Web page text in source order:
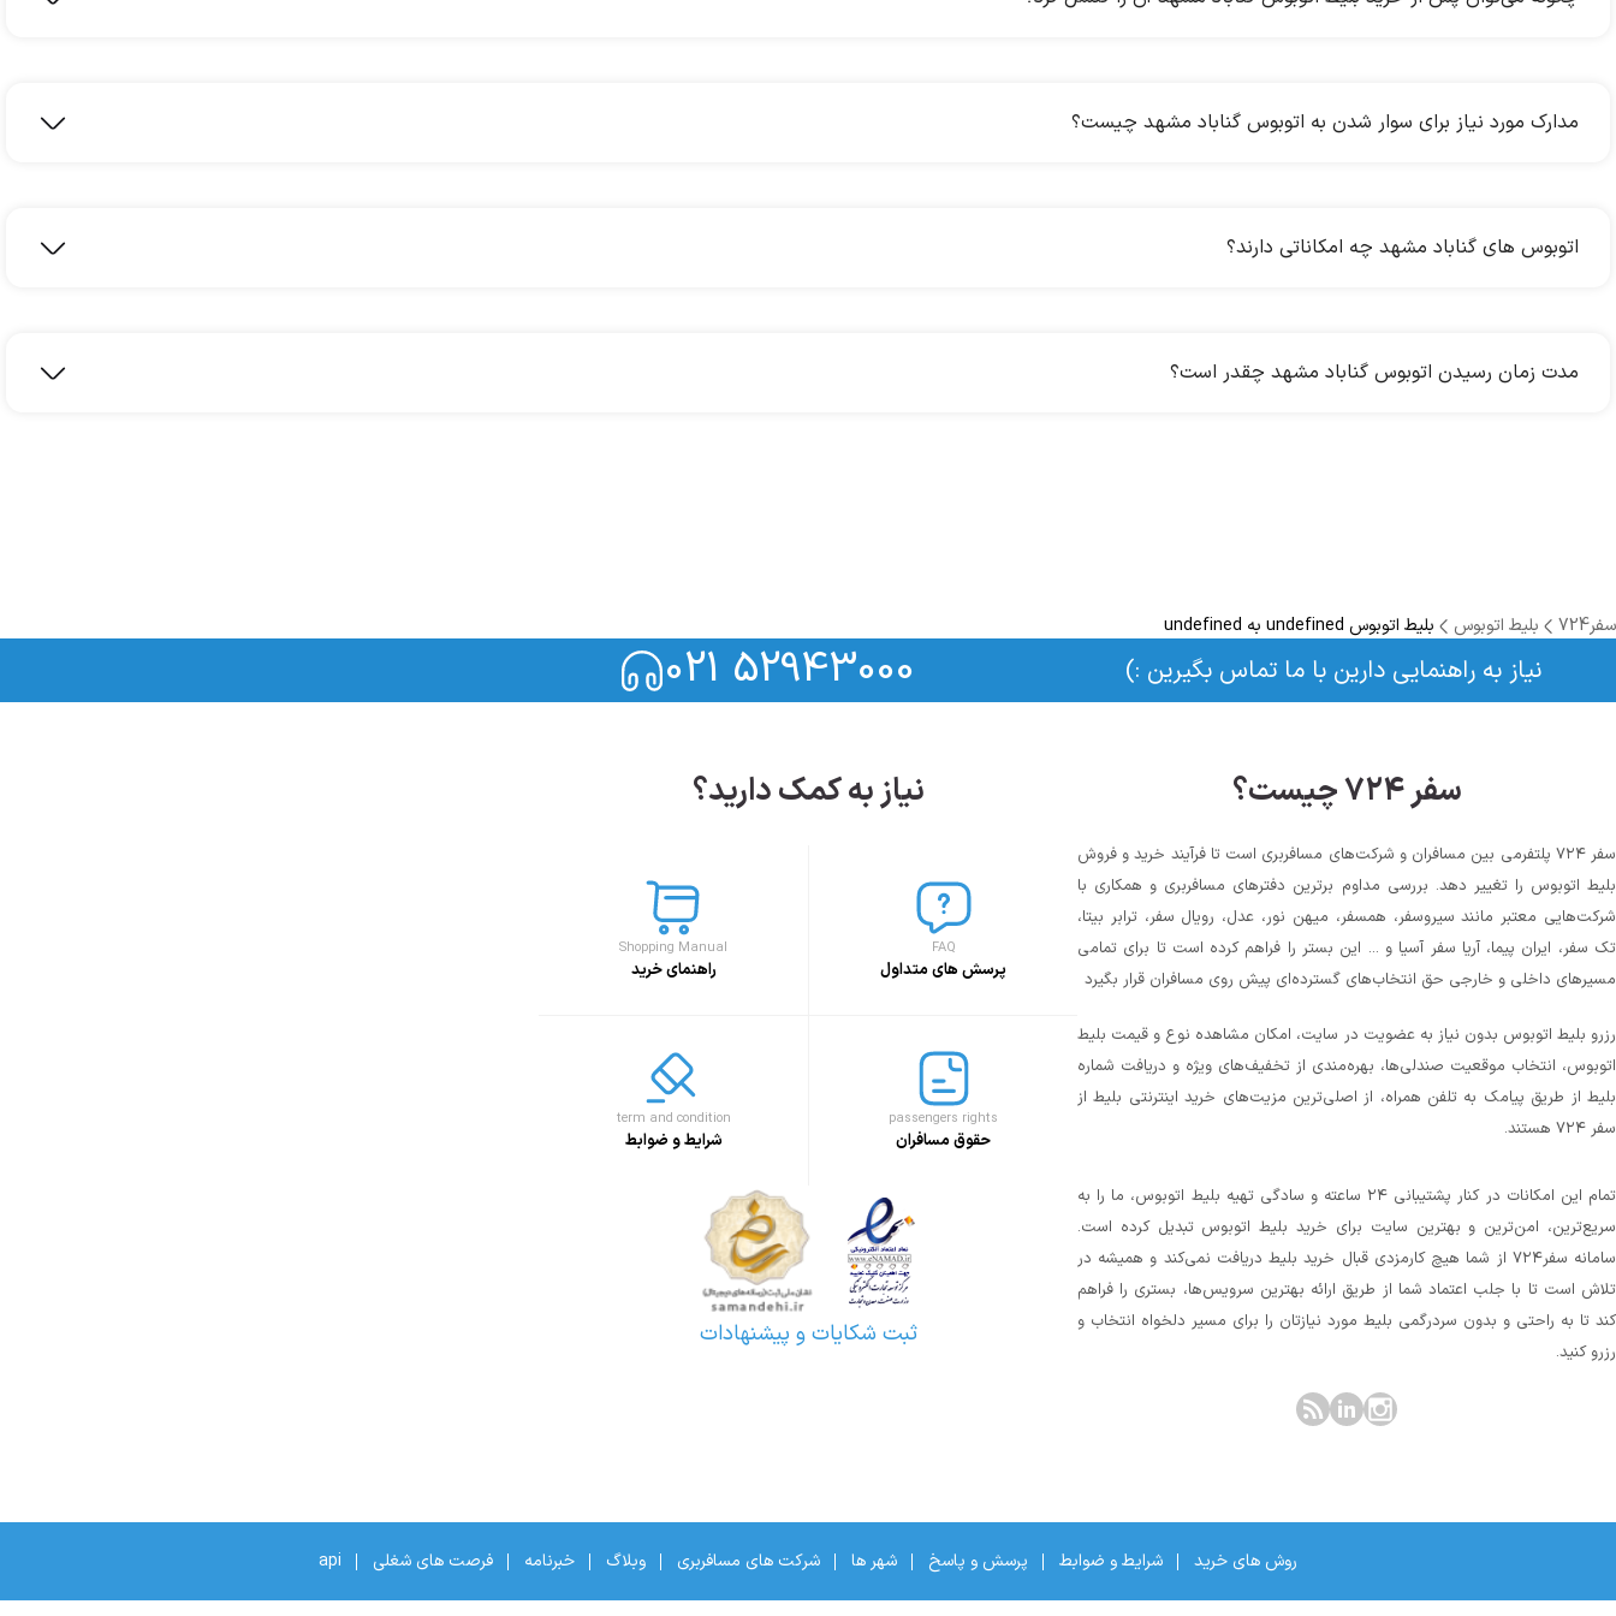
مدارک مورد نیاز برای سوار شدن به اتوبوس گناباد مشهد چیست؟
اتوبوس های گناباد مشهد چه امکاناتی دارند؟
مدت زمان رسیدن اتوبوس گناباد مشهد چقدر است؟
سفر724 بلیط اتوبوس بلیط اتوبوس undefined به undefined
نیاز به راهنمایی دارین با ما تماس بگیرین :) 021 52943000
سفر ۷۲۴ چیست؟
سفر ۷۲۴ پلتفرمی بین مسافران و شرکت‌های مسافربری است تا فرآیند خرید و فروش
بلیط اتوبوس را تغییر دهد. بررسی مداوم برترین دفترهای مسافربری و همکاری با
شرکت‌هایی معتبر مانند سیروسفر، همسفر، میهن‌ نور، عدل، رویال سفر، ترابر بیتا،
تک سفر، ایران پیما، آریا سفر آسیا و ... این بستر را فراهم کرده است تا برای تمامی
مسیرهای داخلی و خارجی حق انتخاب‌های گسترده‌ای پیش روی مسافران قرار بگیرد
رزرو بلیط اتوبوس بدون نیاز به عضویت در سایت، امکان مشاهده نوع و قیمت بلیط
اتوبوس، انتخاب موقعیت صندلی‌ها، بهره‌مندی از تخفیف‌های ویژه و دریافت شماره‌
بلیط از طریق پیامک به تلفن همراه، از اصلی‌ترین مزیت‌های خرید اینترنتی بلیط از
سفر ۷۲۴ هستند.
تمام این امکانات در کنار پشتیبانی‌ ۲۴ ساعته و سادگی تهیه بلیط اتوبوس، ما را به
سریع‌ترین، امن‌ترین و بهترین سایت برای خرید بلیط اتوبوس تبدیل کرده است.
سامانه سفر۷۲۴ از شما هیچ کارمزدی قبال خرید بلیط دریافت نمی‌کند و همیشه در
تلاش است تا با جلب اعتماد شما از طریق ارائه بهترین سرویس‌ها، بستری را فراهم
کند تا به راحتی و بدون سردرگمی بلیط مورد نیازتان را برای مسیر دلخواه انتخاب و
رزرو کنید.
نیاز به کمک دارید؟
FAQ
پرسش های متداول
Shopping Manual
راهنمای خرید
passengers rights
حقوق مسافران
term and condition
شرایط و ضوابط
ثبت شکایات و پیشنهادات
روش های خرید شرایط و ضوابط پرسش و پاسخ شهر ها شرکت های مسافربری وبلاگ خبرنامه فرصت های شغلی api